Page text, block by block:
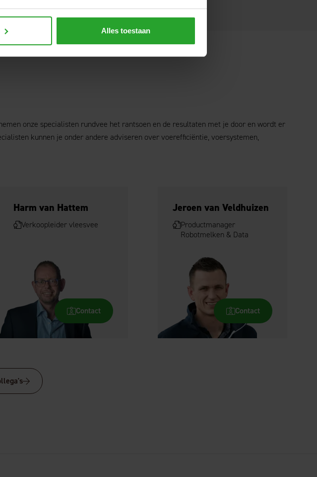
Alles toestaan
onze specialisten rundvee het rantsoen en de resultaten met je door en wordt er
kunnen je onder andere adviseren over voerefficiëntie, voersystemen,
Harm van Hattem
Verkoopleider vleesvee
Contact
Jeroen van Veldhuizen
Productmanager
Robotmelken & Data
Contact